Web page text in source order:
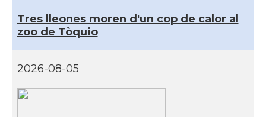
Tres lleones moren d'un cop de calor al
zoo de Tòquio
2026-08-05